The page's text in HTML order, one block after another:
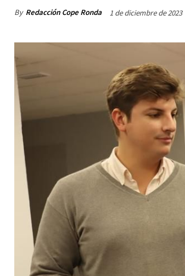
By Redacción Cope Ronda 1 de diciembre de 2023